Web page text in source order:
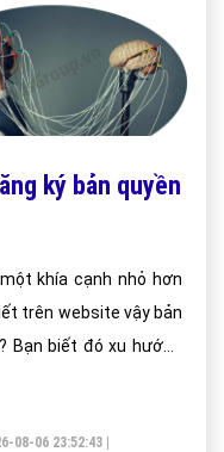
ký bản quyền
khía cạnh nhỏ hơn
trên website vậy bản
Bạn biết đó xu hướng
08-06 23:52:43